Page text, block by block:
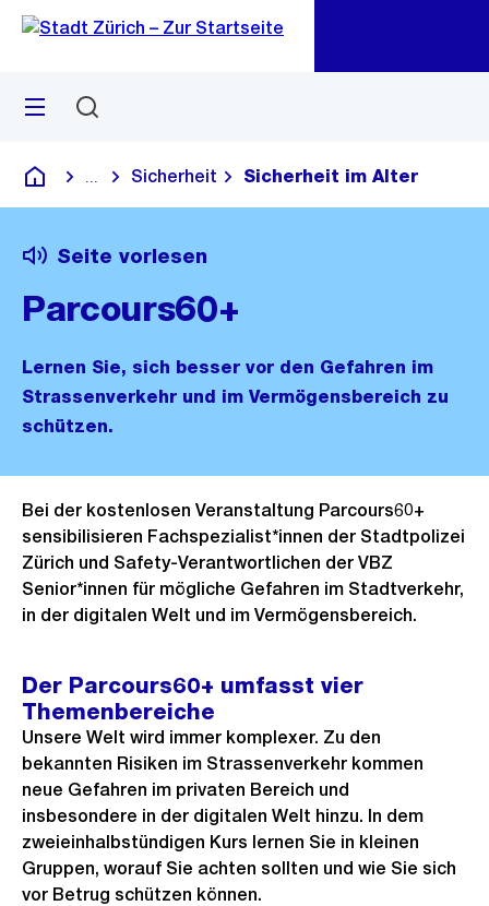
Navigation
Sprunglink
Menü
Deutsch
Blende alle Breadcrumbs ein
Sicherheit Sicherheit im Alter
Seite vorlesen
Parcours60+
Lernen Sie, sich besser vor den Gefahren im
Strassenverkehr und im Vermögensbereich zu
schützen.
Bei der kostenlosen Veranstaltung Parcours60+
sensibilisieren Fachspezialist*innen der Stadtpolizei
Zürich und Safety-Verantwortlichen der VBZ
Senior*innen für mögliche Gefahren im Stadtverkehr,
in der digitalen Welt und im Vermögensbereich.
Der Parcours60+ umfasst vier
Themenbereiche
Unsere Welt wird immer komplexer. Zu den
bekannten Risiken im Strassenverkehr kommen
neue Gefahren im privaten Bereich und
insbesondere in der digitalen Welt hinzu. In dem
zweieinhalbstündigen Kurs lernen Sie in kleinen
Gruppen, worauf Sie achten sollten und wie Sie sich
vor Betrug schützen können.